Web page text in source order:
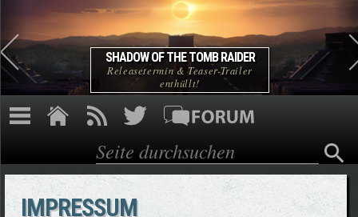
Direkt zum Inhalt
TOMB RAIDER: The Dagger of Xian
Jetzt die atemberaubende PC-Demo
spielen!
Suchformular
Suche
IMPRESSUM